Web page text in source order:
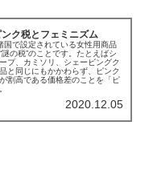
ク税とフェミニズム
国で設定されている女性用商品
の税”のことです。たとえばシ
プ、カミソリ、シェービングク
と同じにもかかわらず、ピンク
割高である価格差のことを「ピ
2020.12.05